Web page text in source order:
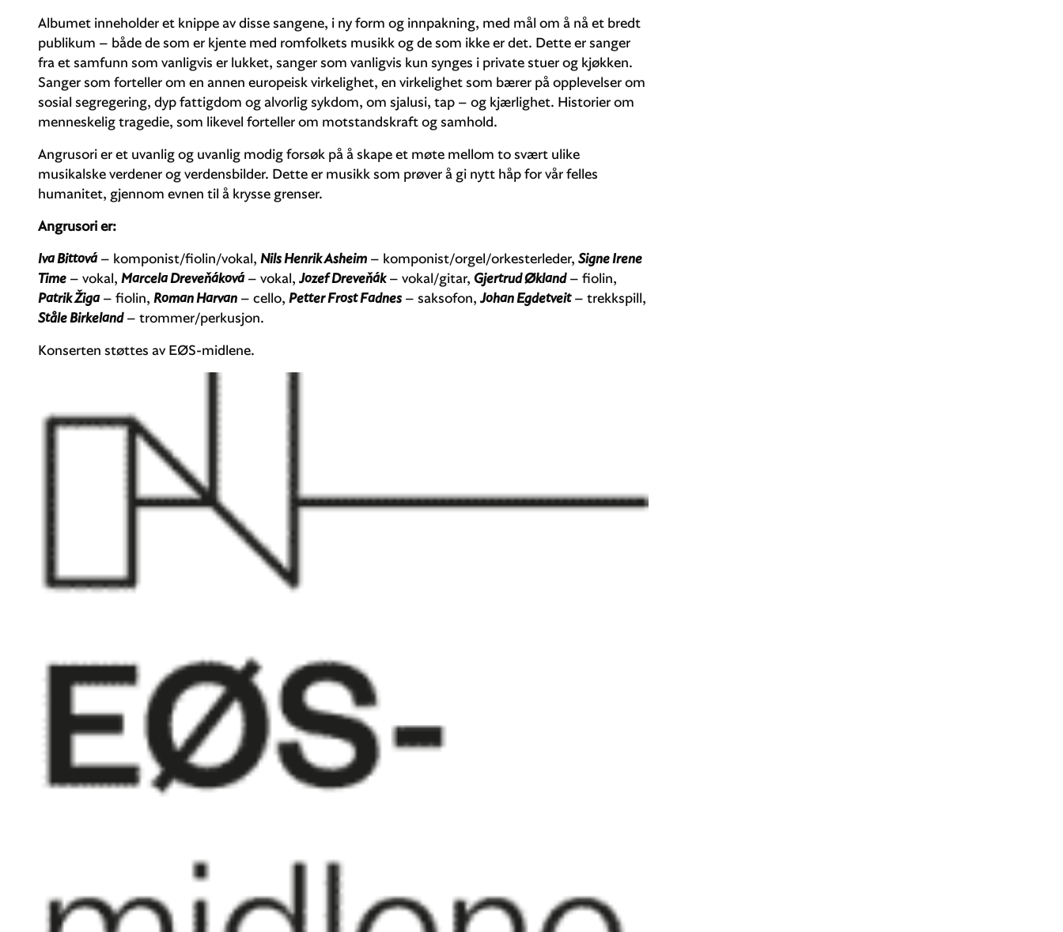
Albumet inneholder et knippe av disse sangene, i ny form og innpakning, med mål om å nå et bredt
publikum – både de som er kjente med romfolkets musikk og de som ikke er det. Dette er sanger
fra et samfunn som vanligvis er lukket, sanger som vanligvis kun synges i private stuer og kjøkken.
Sanger som forteller om en annen europeisk virkelighet, en virkelighet som bærer på opplevelser om
sosial segregering, dyp fattigdom og alvorlig sykdom, om sjalusi, tap – og kjærlighet. Historier om
menneskelig tragedie, som likevel forteller om motstandskraft og samhold.
Angrusori er et uvanlig og uvanlig modig forsøk på å skape et møte mellom to svært ulike
musikalske verdener og verdensbilder. Dette er musikk som prøver å gi nytt håp for vår felles
humanitet, gjennom evnen til å krysse grenser.
Angrusori er:
Iva Bittová– komponist/fiolin/vokal, Nils Henrik Asheim – komponist/orgel/orkesterleder, Signe Irene
Time – vokal, Marcela Dreveňáková– vokal, Jozef Dreveňák– vokal/gitar, Gjertrud Økland– fiolin,
Patrik Žiga– fiolin, Roman Harvan – cello, Petter Frost Fadnes – saksofon, Johan Egdetveit– trekkspill,
Ståle Birkeland– trommer/perkusjon.
Konserten støttes av EØS-midlene.